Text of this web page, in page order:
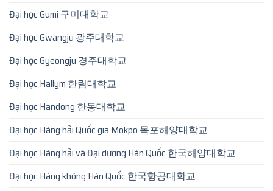
Đại học Gumi 구미대학교
Đại học Gwangju 광주대학교
Đại học Gyeongju 경주대학교
Đại học Hallym 한림대학교
Đại học Handong 한동대학교
Đại học Hàng hải Quốc gia Mokpo 목포해양대학교
Đại học Hàng hải và Đại dương Hàn Quốc 한국해양대학교
Đại học Hàng không Hàn Quốc 한국항공대학교